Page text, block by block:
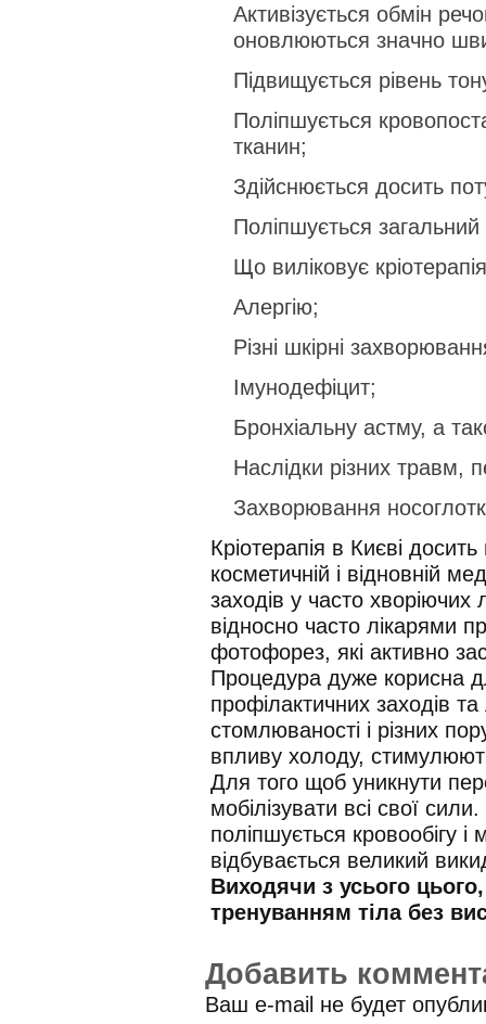
Активізується обмін
оновлюються значно
Підвищується рівень
Поліпшується
тканин;
Здійснюється досить
Поліпшується
Що виліковує
Алергію;
Різні шкірні
Імунодефіцит;
Бронхіальну астму, а
Наслідки різних травм,
Захворювання
Кріотерапія в Києві
косметичній і відновній
заходів у часто
відносно часто лікарями
фотофорез, які активно
Процедура дуже корисна
профілактичних заходів
стомлюваності і різних
впливу холоду,
Для того щоб уникнути
мобілізувати всі свої
поліпшується кровообігу і
відбувається великий
Виходячи з усього
тренуванням тіла без
Добавить
Ваш e-mail не будет